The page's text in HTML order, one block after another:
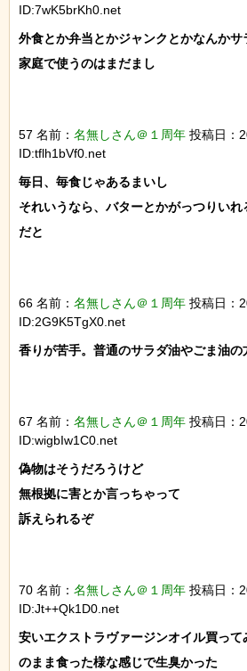
ID:7wK5brKh0.net
外食とか弁当とかジャンクとかなんか
家庭で使うのはまだまし
57 名前： 名無しさん＠１周年 投稿日：
ID:tflh1bVf0.net
毎日、毎食じゃあるまいし
それいうなら、バターとかがっつりい
だと
66 名前： 名無しさん＠１周年 投稿日：
ID:2G9K5TgX0.net
香りが苦手。普通のサラダ油やごま油の
67 名前： 名無しさん＠１周年 投稿日：
ID:wigbIw1C0.net
偽物はそうだろうけど
無根拠に害とか言っちゃって
訴えられるぞ
70 名前： 名無しさん＠１周年 投稿日：
ID:Jt++Qk1D0.net
安いエクストラヴァージンオイル買っ
のまま食った様な感じで生臭かった